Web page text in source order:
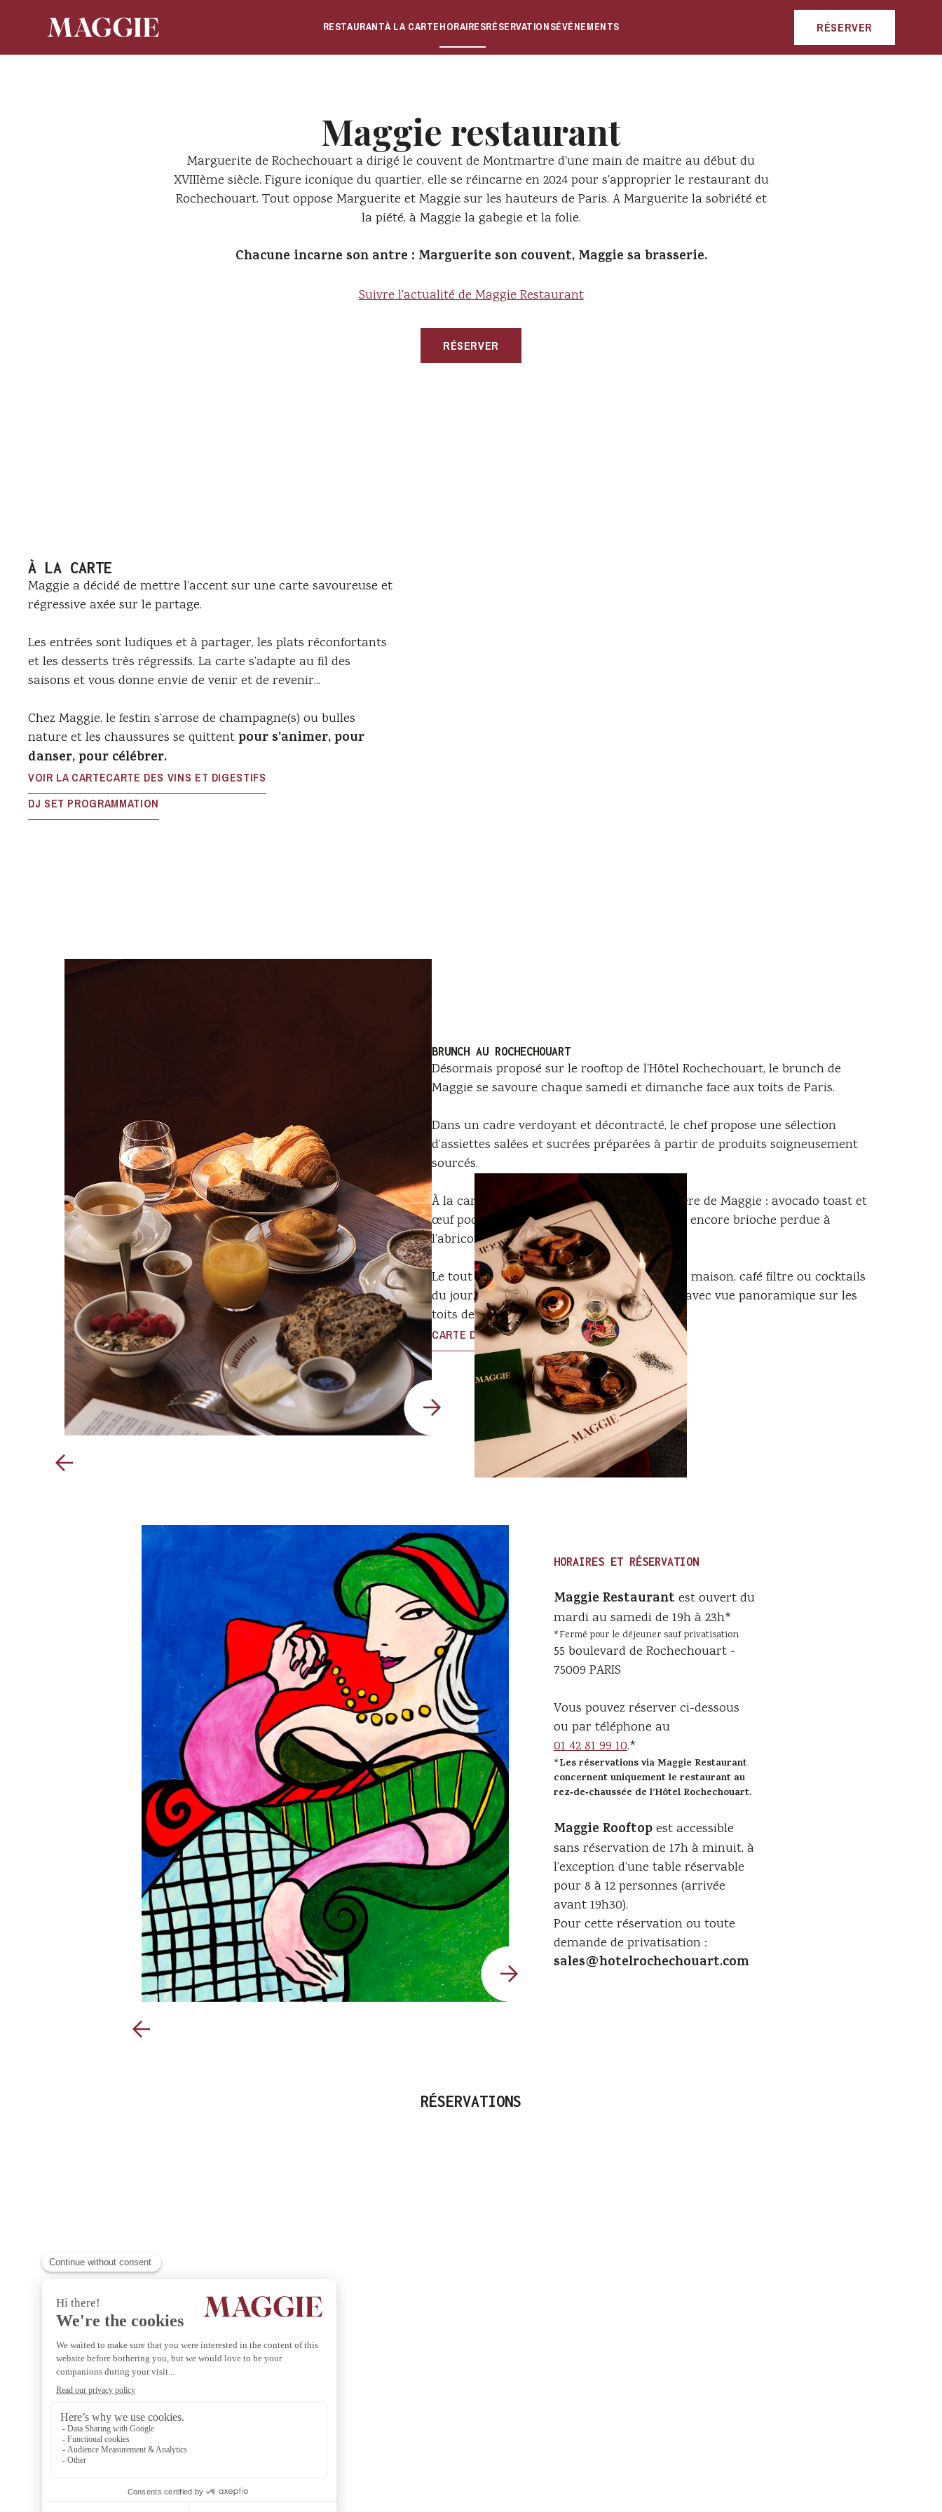
RESTAURANTÀ LA CARTEHORAIRESRÉSERVATIONSÉVÉNEMENTS RÉSERVER
Maggie restaurant
Marguerite de Rochechouart a dirigé le couvent de Montmartre d'une main de maitre au début du
XVIIIème siècle. Figure iconique du quartier, elle se réincarne en 2024 pour s'approprier le restaurant du
Rochechouart. Tout oppose Marguerite et Maggie sur les hauteurs de Paris. A Marguerite la sobriété et
la piété, à Maggie la gabegie et la folie.
Chacune incarne son antre : Marguerite son couvent, Maggie sa brasserie.
Suivre l'actualité de Maggie Restaurant
RÉSERVER
À LA CARTE
Maggie a décidé de mettre l’accent sur une carte savoureuse et
régressive axée sur le partage.
Les entrées sont ludiques et à partager, les plats réconfortants
et les desserts très régressifs. La carte s’adapte au fil des
saisons et vous donne envie de venir et de revenir...
Chez Maggie, le festin s’arrose de champagne(s) ou bulles
nature et les chaussures se quittentpour s’animer, pour
danser, pour célébrer.
VOIR LA CARTECARTE DES VINS ET DIGESTIFS
DJ SET PROGRAMMATION
BRUNCH AU ROCHECHOUART
Désormais proposé sur le rooftop de l'Hôtel Rochechouart, le brunch de
Maggie se savoure chaque samedi et dimanche face aux toits de Paris.
Dans un cadre verdoyant et décontracté, le chef propose une sélection
d’assiettes salées et sucrées préparées à partir de produits soigneusement
sourcés.
À la carte, des classiques revisités à la manière de Maggie : avocado toast et
œuf poché, tataki de thon, fluffy pancakes ou encore brioche perdue à
l’abricot rôti.
Le tout s’accompagne de jus frais, smoothies maison, café filtre ou cocktails
du jour, à déguster dans ce jardin suspendu avec vue panoramique sur les
toits de la capitale.
CARTE DU BRUNCH
HORAIRES ET RÉSERVATION
Maggie Restaurant est ouvert du
mardi au samedi de 19h à 23h*
*Fermé pour le déjeuner sauf privatisation
55 boulevard de Rochechouart -
75009 PARIS
Vous pouvez réserver ci-dessous
ou par téléphone au
01 42 81 99 10.*
*Les réservations via Maggie Restaurant
concernent uniquement le restaurant au
rez‑de‑chaussée de l’Hôtel Rochechouart.
Maggie Rooftopest accessible
sans réservation de 17h à minuit, à
l’exception d’une table réservable
pour 8 à 12 personnes (arrivée
avant 19h30).
Pour cette réservation ou toute
demande de privatisation :
sales@hotelrochechouart.com
RÉSERVATIONS